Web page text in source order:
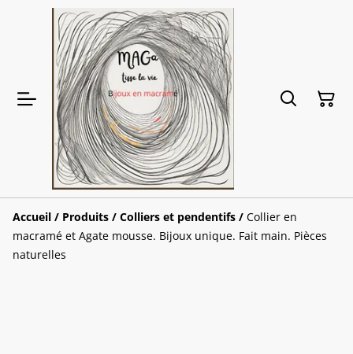
Accueil / Produits / Colliers et pendentifs / Collier en
macramé et Agate mousse. Bijoux unique. Fait main. Pièces
naturelles